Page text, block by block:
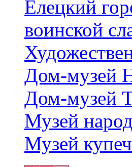
Елецкий
воинской
Дом-музей
Дом-музей
Музей
Музей